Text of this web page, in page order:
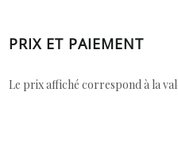
PRIX ET PAIEMENT
Le prix affiché correspond à la